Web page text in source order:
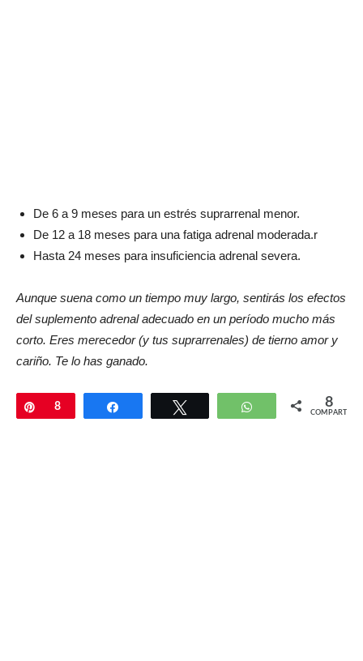
De 6 a 9 meses para un estrés suprarrenal menor.
De 12 a 18 meses para una fatiga adrenal moderada.r
Hasta 24 meses para insuficiencia adrenal severa.
Aunque suena como un tiempo muy largo, sentirás los efectos
del suplemento adrenal adecuado en un período mucho más
corto. Eres merecedor (y tus suprarrenales) de tierno amor y
cariño. Te lo has ganado.
Pin
8 Compartir WhatsApp 8
COMPARTIR